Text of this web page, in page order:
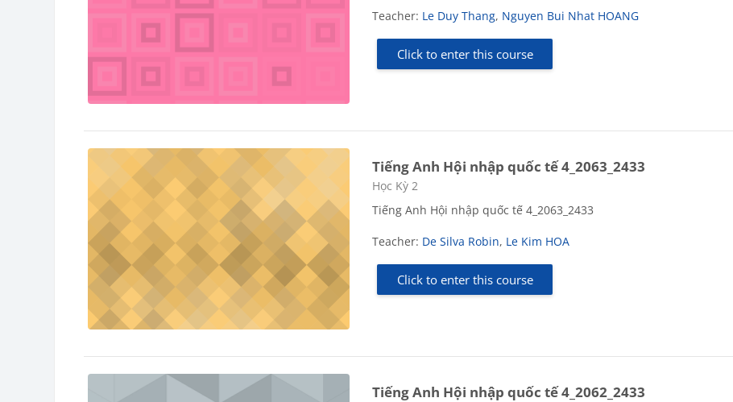
Teacher: Le Duy Thang, Nguyen Bui Nhat HOANG
Click to enter this course
Tiếng Anh Hội nhập quốc tế 4_2063_2433
Course category
Học Kỳ 2
Tiếng Anh Hội nhập quốc tế 4_2063_2433
Teacher: De Silva Robin, Le Kim HOA
Click to enter this course
Tiếng Anh Hội nhập quốc tế 4_2062_2433